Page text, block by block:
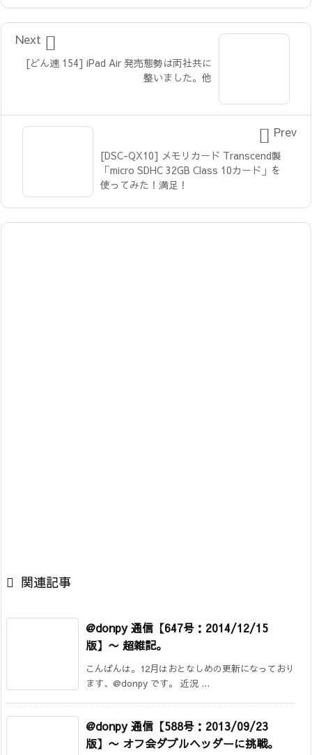
[どん速 154] iPad Air 発売態勢は両社共に
整いました。他

Next
[DSC-QX10] メモリカード Transcend製
「micro SDHC 32GB Class 10カード」を
使ってみた！満足！
 Prev
 関連記事
@donpy 通信【647号：2014/12/15
版】〜 超雑記。
こんばんは。12月はおとなしめの更新になっており
ます、@donpy です。 近況 ...
@donpy 通信【588号：2013/09/23
版】〜 オフ会ダブルヘッダーに挑戦。